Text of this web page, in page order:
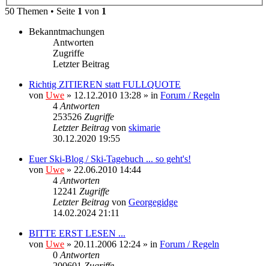
50 Themen • Seite 1 von 1
Bekanntmachungen
Antworten
Zugriffe
Letzter Beitrag
Richtig ZITIEREN statt FULLQUOTE
von Uwe » 12.12.2010 13:28 » in Forum / Regeln
4 Antworten
253526 Zugriffe
Letzter Beitrag von skimarie
30.12.2020 19:55
Euer Ski-Blog / Ski-Tagebuch ... so geht's!
von Uwe » 22.06.2010 14:44
4 Antworten
12241 Zugriffe
Letzter Beitrag von Georgegidge
14.02.2024 21:11
BITTE ERST LESEN ...
von Uwe » 20.11.2006 12:24 » in Forum / Regeln
0 Antworten